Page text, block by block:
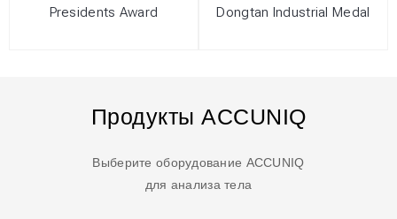
Presidents Award Dongtan Industrial Medal
Продукты ACCUNIQ
Выберите оборудование ACCUNIQ
для анализа тела